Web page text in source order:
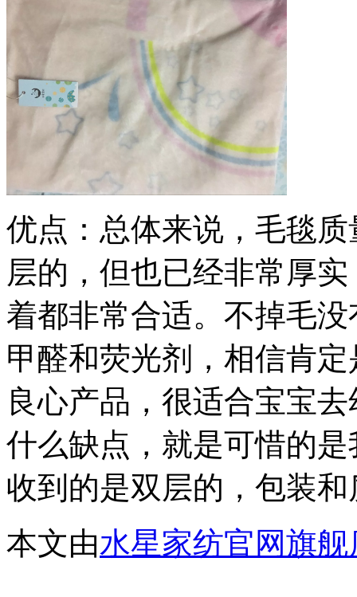
优点：总体来说，毛毯
层的，但也已经非常厚
着都非常合适。不掉毛
甲醛和荧光剂，相信肯
良心产品，很适合宝宝
什么缺点，就是可惜的
收到的是双层的，包装
本文由水星家纺官网旗舰